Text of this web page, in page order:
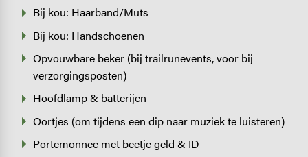
Bij kou: Haarband/Muts
Bij kou: Handschoenen
Opvouwbare beker (bij trailrunevents, voor bij
verzorgingsposten)
Hoofdlamp & batterijen
Oortjes (om tijdens een dip naar muziek te luisteren)
Portemonnee met beetje geld & ID